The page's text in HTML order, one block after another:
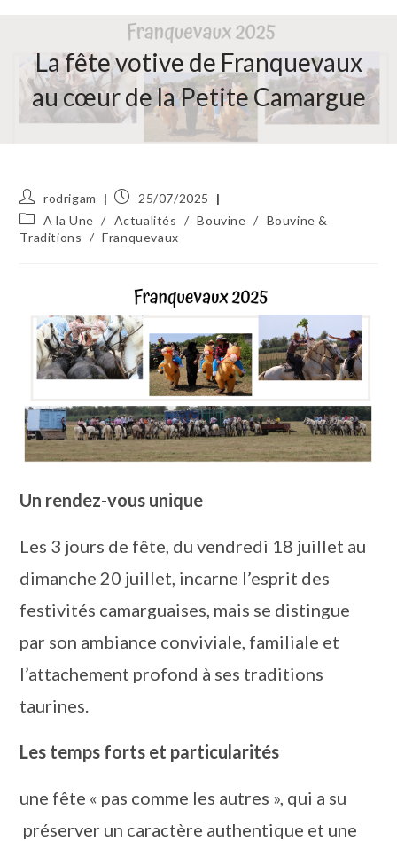
La fête votive de Franquevaux
au cœur de la Petite Camargue
Auteur/autrice
de
la
publication :
rodrigam
Publication
publiée :
25/07/2025
Post
category:
A la Une / Actualités / Bouvine / Bouvine &
Traditions / Franquevaux
Un rendez-vous unique
Les 3 jours de fête, du vendredi 18 juillet au
dimanche 20 juillet, incarne l’esprit des
festivités camarguaises, mais se distingue
par son ambiance conviviale, familiale et
l’attachement profond à ses traditions
taurines.
Les temps forts et particularités
une fête « pas comme les autres », qui a su
préserver un caractère authentique et une